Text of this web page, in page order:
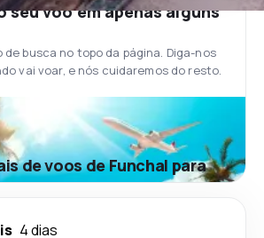
seu voo em apenas alguns
de busca no topo da página. Diga-nos
vai voar, e nós cuidaremos do resto.
de voos de Funchal para
4 dias